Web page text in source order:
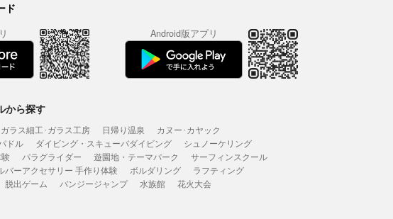
ド
Android版アプリ
から探す
ガラス細工･ガラス工房 日帰り温泉
カヌー･カヤック
ドル
ダイビング・スキューバダイビング
シュノーケリング
パラグライダー 遊園地・テーマパーク
サーフィンスクール
バーアクセサリー 手作り体験 ボルダリング
ラフティング
脱出ゲーム バンジージャンプ 水族館 花火大会